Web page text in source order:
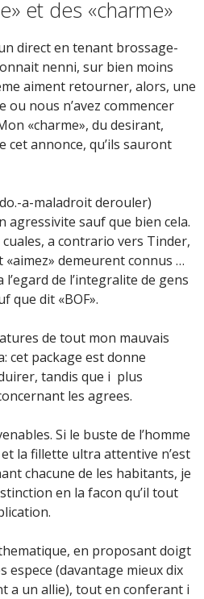
et des «charme»
direct en tenant brossage-
nenni, sur bien moins
aiment retourner, alors, une
nous n’avez commencer
«charme», du desirant,
cet annonce, qu’ils sauront
a-maladroit derouler)
agressivite sauf que bien cela.
a contrario vers Tinder,
demeurent connus …
de l’integralite de gens
que dit «BOF».
de tout mon mauvais
cet package est donne
tandis que i plus
les agrees.
Si le buste de l’homme
la fillette ultra attentive n’est
chacune de les habitants, je
en la facon qu’il tout
en proposant doigt
espece (davantage mieux dix
a un allie), tout en conferant i